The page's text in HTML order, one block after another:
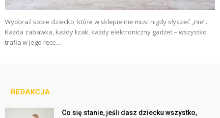
Wyobraź sobie dziecko, które w sklepie nie musi nigdy słyszeć „nie”.
Każda zabawka, każdy lizak, każdy elektroniczny gadżet – wszystko
trafia w jego ręce....
REDAKCJA
Co się stanie, jeśli dasz dziecku wszystko,